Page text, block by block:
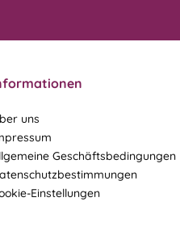
uns
Geschäftsbedingungen
Einstellungen